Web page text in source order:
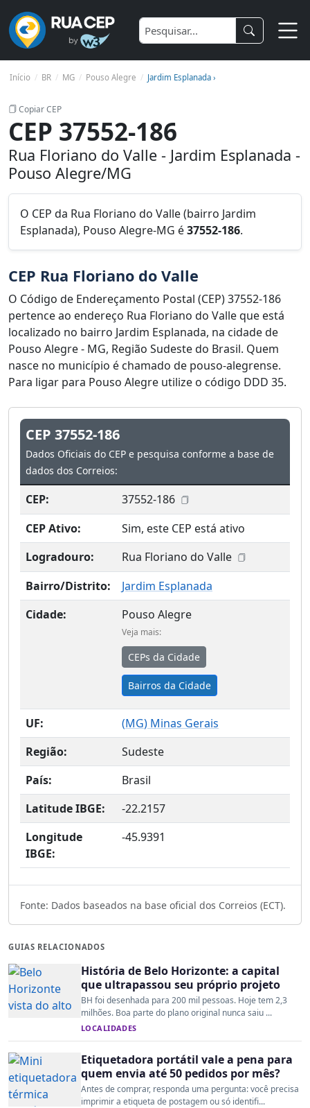
Início BR MG Pouso Alegre Jardim Esplanada ›
Copiar CEP
CEP 37552-186
Rua Floriano do Valle - Jardim Esplanada -
Pouso Alegre/MG
O CEP da Rua Floriano do Valle (bairro Jardim
Esplanada), Pouso Alegre-MG é37552-186.
CEP Rua Floriano do Valle
O Código de Endereçamento Postal (CEP) 37552-186
pertence ao endereço Rua Floriano do Valle que está
localizado no bairro Jardim Esplanada, na cidade de
Pouso Alegre - MG, Região Sudeste do Brasil. Quem
nasce no município é chamado de pouso-alegrense.
Para ligar para Pouso Alegre utilize o código DDD 35.
CEP 37552-186
Dados Oficiais do CEP e pesquisa conforme a base de
dados dos Correios:
CEP:
37552-186
CEP Ativo:
Sim, este CEP está ativo
Logradouro:
Rua Floriano do Valle
Bairro/Distrito:
Jardim Esplanada
Cidade:
Pouso Alegre
Veja mais:
CEPs da Cidade
Bairros da Cidade
UF: (MG) Minas Gerais
Região:
Sudeste
País:
Brasil
Latitude IBGE:
-22.2157
Longitude
IBGE:
-45.9391
Fonte: Dados baseados na base oficial dos Correios (ECT).
GUIAS RELACIONADOS
História de Belo Horizonte: a capital
que ultrapassou seu próprio projeto
BH foi desenhada para 200 mil pessoas. Hoje tem 2,3
milhões. Boa parte do plano original nunca saiu ...
LOCALIDADES
Etiquetadora portátil vale a pena para
quem envia até 50 pedidos por mês?
Antes de comprar, responda uma pergunta: você precisa
imprimir a etiqueta de postagem ou só identifi...